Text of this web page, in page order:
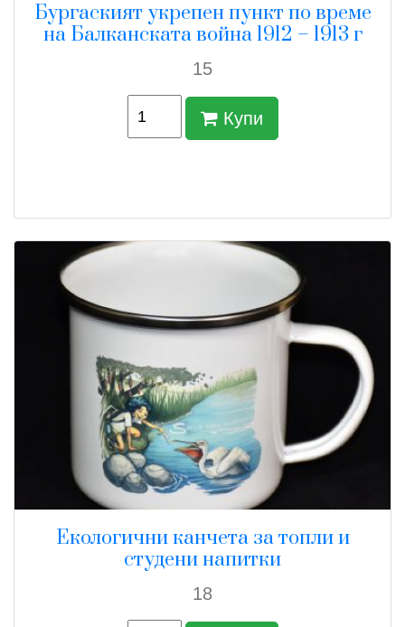
Бургаският укрепен пункт по време
на Балканската война 1912 – 1913 г
15
Купи
Екологични канчета за топли и
студени напитки
18